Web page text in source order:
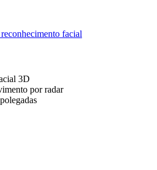
facial
3D
por radar